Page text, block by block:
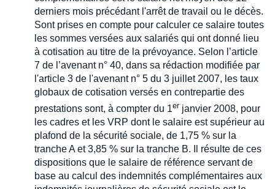
derniers mois précédant l'arrêt de travail ou le décès.
Sont prises en compte pour calculer ce salaire toutes
les sommes versées aux salariés qui ont donné lieu
à cotisation au titre de la prévoyance. Selon l’article
7 de l’avenant n° 40, dans sa rédaction modifiée par
l'article 3 de l'avenant n° 5 du 3 juillet 2007, les taux
globaux de cotisation versés en contrepartie des
prestations sont, à compter du 1er janvier 2008, pour
les cadres et les VRP dont le salaire est supérieur au
plafond de la sécurité sociale, de 1,75 % sur la
tranche A et 3,85 % sur la tranche B. Il résulte de ces
dispositions que le salaire de référence servant de
base au calcul des indemnités complémentaires aux